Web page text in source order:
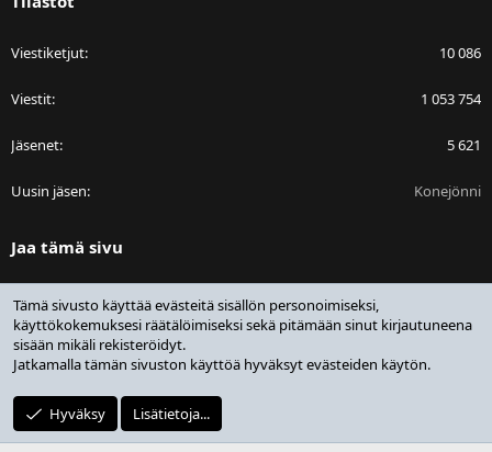
Viestiketjut 10 086
Viestit 1 053 754
Jäsenet 5 621
Uusin jäsen Konejönni
Jaa tämä sivu
Community platform by XenForo® © 2010-2025 XenForo Ltd.
Design by:Pixel Exit
Media embeds via s9e/MediaSites
Tämä sivusto käyttää evästeitä sisällön personoimiseksi,
käyttökokemuksesi räätälöimiseksi sekä pitämään sinut kirjautuneena
sisään mikäli rekisteröidyt.
Jatkamalla tämän sivuston käyttöä hyväksyt evästeiden käytön.
Hyväksy Lisätietoja...